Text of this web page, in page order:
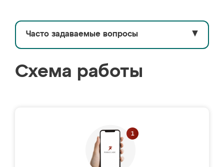
Часто задаваемые вопросы ▼
Схема работы